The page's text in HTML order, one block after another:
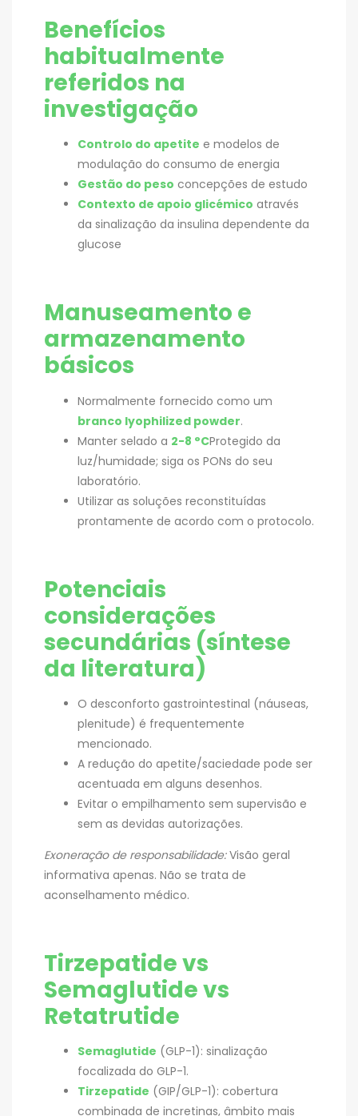
Benefícios
habitualmente
referidos na
investigação
Controlo do apetite e modelos de
modulação do consumo de energia
Gestão do peso concepções de estudo
Contexto de apoio glicémico através
da sinalização da insulina dependente da
glucose
Manuseamento e
armazenamento
básicos
Normalmente fornecido como um
branco lyophilized powder.
Manter selado a 2-8 °CProtegido da
luz/humidade; siga os PONs do seu
laboratório.
Utilizar as soluções reconstituídas
prontamente de acordo com o protocolo.
Potenciais
considerações
secundárias (síntese
da literatura)
O desconforto gastrointestinal (náuseas,
plenitude) é frequentemente
mencionado.
A redução do apetite/saciedade pode ser
acentuada em alguns desenhos.
Evitar o empilhamento sem supervisão e
sem as devidas autorizações.
Exoneração de responsabilidade:Visão geral
informativa apenas. Não se trata de
aconselhamento médico.
Tirzepatide vs
Semaglutide vs
Retatrutide
Semaglutide (GLP-1): sinalização
focalizada do GLP-1.
Tirzepatide (GIP/GLP-1): cobertura
combinada de incretinas, âmbito mais